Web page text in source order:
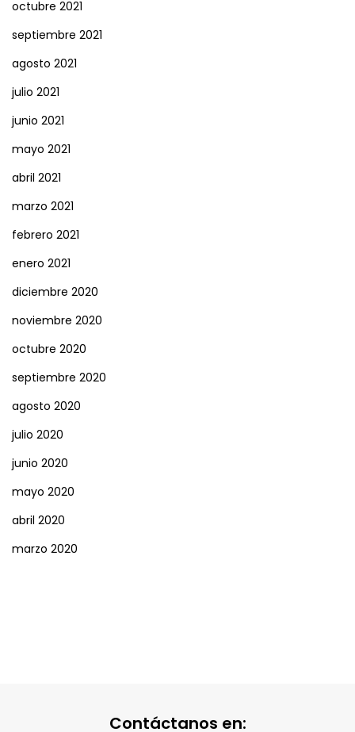
octubre 2021
septiembre 2021
agosto 2021
julio 2021
junio 2021
mayo 2021
abril 2021
marzo 2021
febrero 2021
enero 2021
diciembre 2020
noviembre 2020
octubre 2020
septiembre 2020
agosto 2020
julio 2020
junio 2020
mayo 2020
abril 2020
marzo 2020
Contáctanos en: